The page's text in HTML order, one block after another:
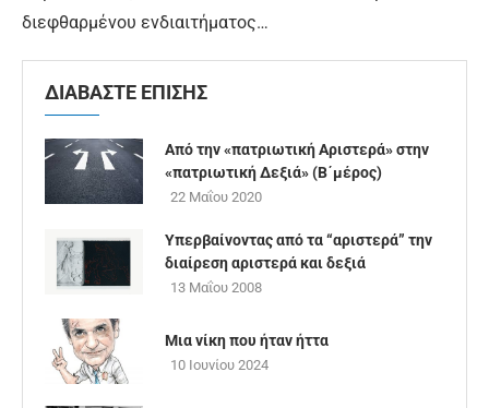
διεφθαρμένου ενδιαιτήματος…
ΔΙΑΒΑΣΤΕ ΕΠΙΣΗΣ
Από την «πατριωτική Αριστερά» στην
«πατριωτική Δεξιά» (Β΄μέρος)
22 Μαΐου 2020
Υπερβαίνοντας από τα “αριστερά” την
διαίρεση αριστερά και δεξιά
13 Μαΐου 2008
Μια νίκη που ήταν ήττα
10 Ιουνίου 2024